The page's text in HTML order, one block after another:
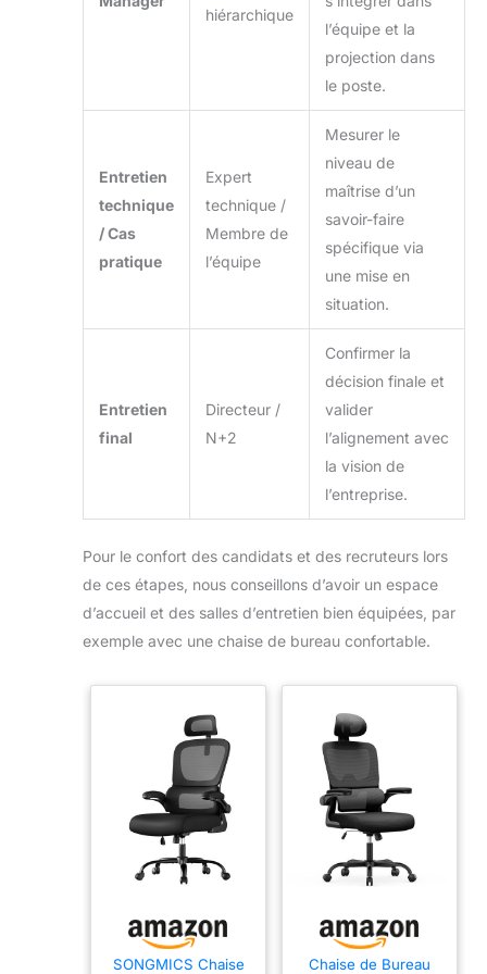
hiérarchique
l’équipe et la
projection dans
le poste.
Entretien
technique
/ Cas
pratique
Expert
technique /
Membre de
l’équipe
Mesurer le
niveau de
maîtrise d’un
savoir-faire
spécifique via
une mise en
situation.
Entretien
final
Directeur /
N+2
Confirmer la
décision finale et
valider
l’alignement avec
la vision de
l’entreprise.
Pour le confort des candidats et des recruteurs lors
de ces étapes, nous conseillons d’avoir un espace
d’accueil et des salles d’entretien bien équipées, par
exemple avec une chaise de bureau confortable.
SONGMICS Chaise
Chaise de Bureau